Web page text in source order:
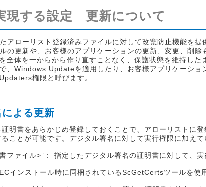
する設定 更新について
アローリスト登録済みファイルに対して改竄防止機能を提
の更新や、お客様のアプリケーションの更新、変更、削除
全体を一からから作り直すことなく、保護状態を維持した
、Windows Updateを適用したり、お客様アプリケーショ
権限と呼びます。
よる更新
明書をあらかじめ登録しておくことで、アローリストに
ことが可能です。デジタル署名に対して実行権限に加え
ァイル>”： 指定したデジタル署名の証明書に対して、
インストール時に同梱されているScGetCertsツールを使